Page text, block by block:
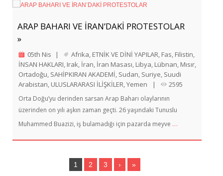
ARAP BAHARI VE İRAN’DAKİ PROTESTOLAR
»
05th Nis | Afrika, ETNİK VE DİNİ YAPILAR, Fas, Filistin,
İNSAN HAKLARI, Irak, İran, İran Masası, Libya, Lübnan, Mısır,
Ortadoğu, SAHİPKIRAN AKADEMİ, Sudan, Suriye, Suudi
Arabistan, ULUSLARARASI İLİŞKİLER,Yemen | 2595
Orta Doğu’yu derinden sarsan Arap Baharı olaylarının
üzerinden on yılı aşkın zaman geçti. 26 yaşındaki Tunuslu
Muhammed Buazizi, iş bulamadığı için pazarda meyve …
1 2 3 › »